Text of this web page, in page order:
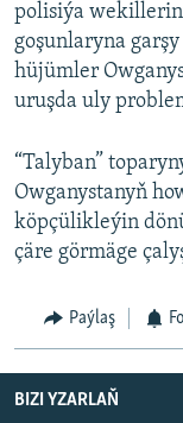
polisiýa
goşunlaryna
hüjümler
uruşda uly
“Talyban”
Owganystanyň
köpçülikleýin
çäre görmäge
Paýlaş
BIZI YZARLAŇ